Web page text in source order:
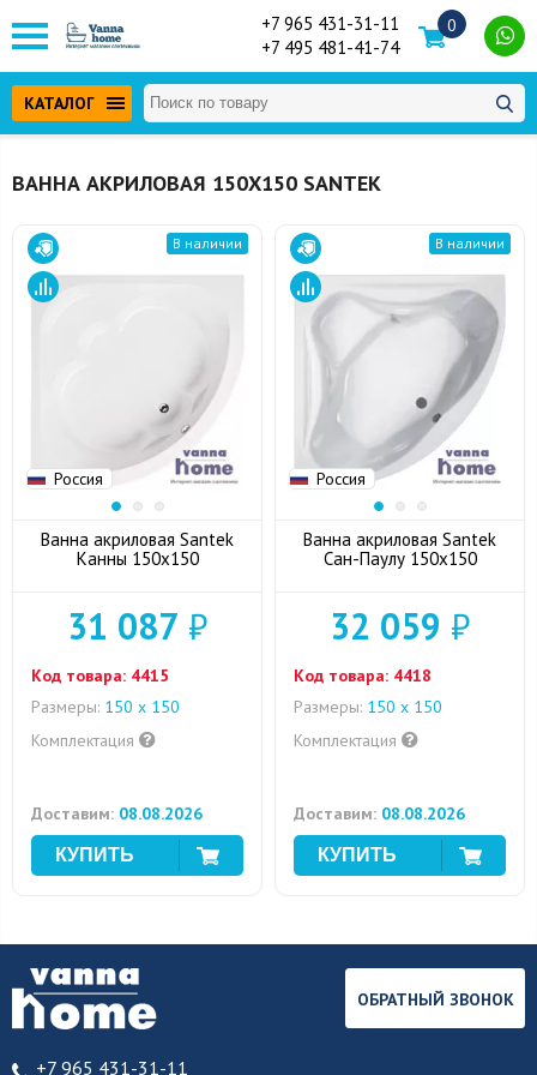
+7 965 431-31-11
+7 495 481-41-74
0
КАТАЛОГ
ВАННА АКРИЛОВАЯ 150Х150 SANTEK
Россия
В наличии
Ванна акриловая Santek
Канны 150x150
31 087 ₽
Код товара: 4415
Размеры: 150 x 150
Комплектация
Доставим: 08.08.2026
Россия
В наличии
Ванна акриловая Santek
Сан-Паулу 150x150
32 059 ₽
Код товара: 4418
Размеры: 150 x 150
Комплектация
Доставим: 08.08.2026
+7 965 431-31-11
ОБРАТНЫЙ ЗВОНОК